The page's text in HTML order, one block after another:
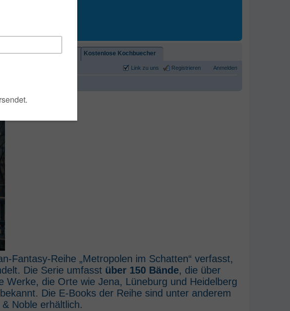
V: 1.2)! Kostenlose Kochbuecher
Anmelden
Registrieren
Link zu uns
Fantasy-Reihe „Metropolen im Schatten“ verfasst,
Die Serie umfasst über 150 Bände, die über
die Orte wie Jena, Lüneburg und Heidelberg
Die E-Books der Reihe sind unter anderem
Noble erhältlich.